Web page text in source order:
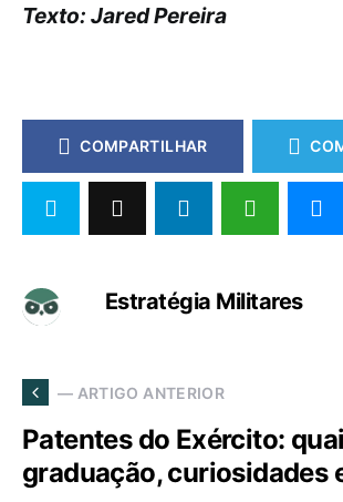
Texto: Jared Pereira
COMPARTILHAR
Estratégia Militares
— ARTIGO ANTERIOR
Patentes do Exército:
graduação, curiosidades